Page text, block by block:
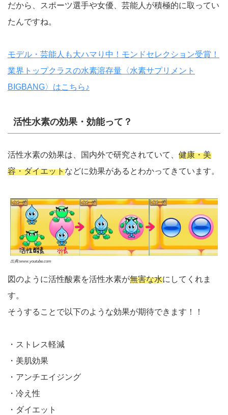
だから、スポーツ選手や女優、芸能人が積極的に取ってい
たんですね。
モデル・芸能人も大ハマり中！モンドセレクション受賞！
業界トップクラスの水素溶存量〈水素サプリメント
BIGBANG〉はこちら♪
活性水素の効果・効能って？
活性水素の効果は、国内外で研究されていて、 健康・美
容・ダイエットなどに効果があるとわかってきています。
出典:www.youtube.com
図のように活性酸素を活性水素が無害な水にしてくれま
す。
そうすることで以下のような効果が期待できます！！
・ストレス軽減
・美肌効果
・アンチエイジング
・冷え性
・ダイエット